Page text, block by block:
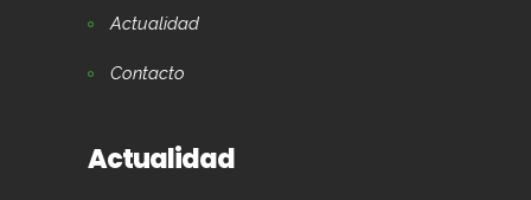
Actualidad
Contacto
Actualidad